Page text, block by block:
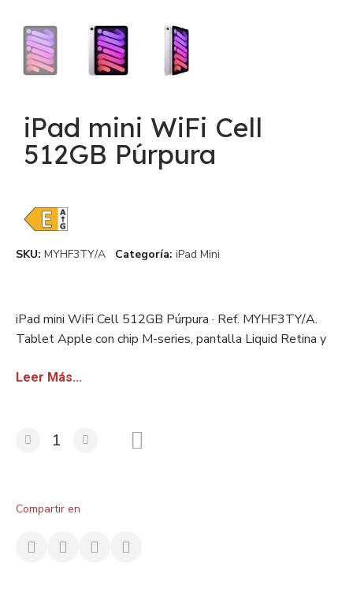
iPad mini WiFi Cell
512GB Púrpura
SKU MYHF3TY/A Categoría iPad Mini
iPad mini WiFi Cell 512GB Púrpura · Ref. MYHF3TY/A.
Tablet Apple con chip M-series, pantalla Liquid Retina y
Disponible con factura sin IVA para revendedores.
Leer Más...
Compartir en